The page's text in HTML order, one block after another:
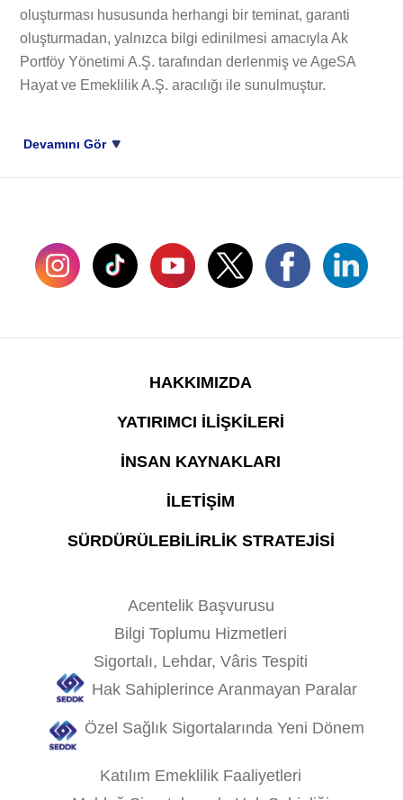
oluşturması hususunda herhangi bir teminat, garanti
oluşturmadan, yalnızca bilgi edinilmesi amacıyla Ak
Portföy Yönetimi A.Ş. tarafından derlenmiş ve AgeSA
Hayat ve Emeklilik A.Ş. aracılığı ile sunulmuştur.
Devamını Gör
HAKKIMIZDA
YATIRIMCI İLİŞKİLERİ
İNSAN KAYNAKLARI
İLETİŞİM
SÜRDÜRÜLEBİLİRLİK STRATEJİSİ
Acentelik Başvurusu
Bilgi Toplumu Hizmetleri
Sigortalı, Lehdar, Vâris Tespiti
Hak Sahiplerince Aranmayan Paralar
Özel Sağlık Sigortalarında Yeni Dönem
Katılım Emeklilik Faaliyetleri